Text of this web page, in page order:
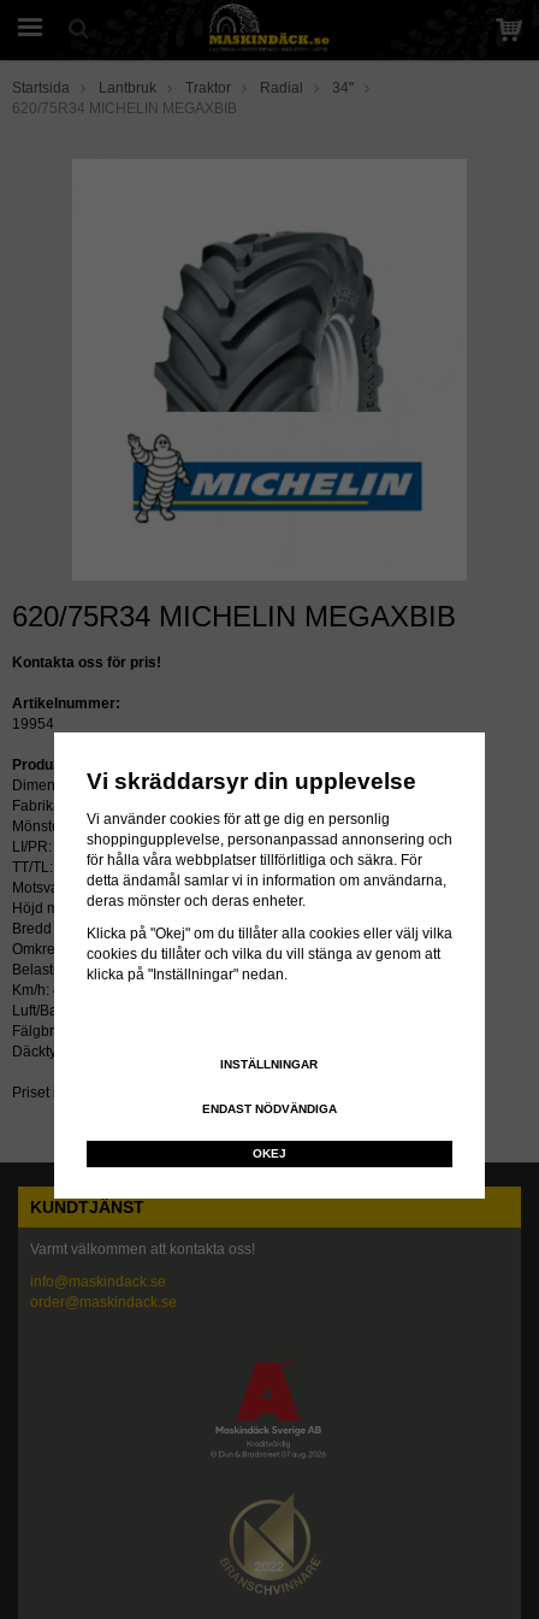
Startsida Lantbruk Traktor Radial
34"
620/75R34 MICHELIN MEGAXBIB
620/75R34 MICHELIN MEGAXBIB
Kontakta oss för pris!
Artikelnummer:
19954
Produktbeskrivning:
Dimension: 620/75R34
Fabrikat: MICHELIN
Mönster: MEGAXBIB
LI/PR: 170A8/170B
TT/TL: TL (slang krävs ej)
Motsvarar: 18.4R34
Höjd mm: 1814
Bredd mm: 590
Omkrets mm: 5398
Belastning kg: 4075
Km/h: 40
Luft/Bar: 1.6
Fälgbredd tum: 20
Däcktyp: radial
Priset inkluderar återvinningsavgift!
KUNDTJÄNST
Varmt välkommen att kontakta oss!
info@maskindack.se
order@maskindack.se
Vi skräddarsyr din upplevelse
Vi använder cookies för att ge dig en personlig
shoppingupplevelse, personanpassad annonsering och
för hålla våra webbplatser tillförlitliga och säkra. För
detta ändamål samlar vi in information om användarna,
deras mönster och deras enheter.
Klicka på "Okej" om du tillåter alla cookies eller välj vilka
cookies du tillåter och vilka du vill stänga av genom att
klicka på "Inställningar" nedan.
INSTÄLLNINGAR
ENDAST NÖDVÄNDIGA
OKEJ